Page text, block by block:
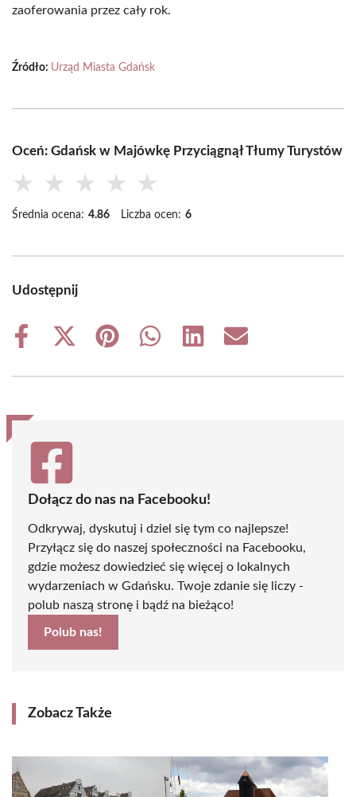
zaoferowania przez cały rok.
Źródło: Urząd Miasta Gdańsk
Oceń: Gdańsk w Majówkę Przyciągnął Tłumy Turystów
★ ★ ★ ★ ★
Średnia ocena: 4.86 Liczba ocen: 6
Udostępnij
Share
Share
(Twitter)
Share
Share
Share
Share
Dołącz do nas na Facebooku!
Odkrywaj, dyskutuj i dziel się tym co najlepsze!
Przyłącz się do naszej społeczności na Facebooku,
gdzie możesz dowiedzieć się więcej o lokalnych
wydarzeniach w Gdańsku. Twoje zdanie się liczy -
polub naszą stronę i bądź na bieżąco!
Polub nas!
Zobacz Także